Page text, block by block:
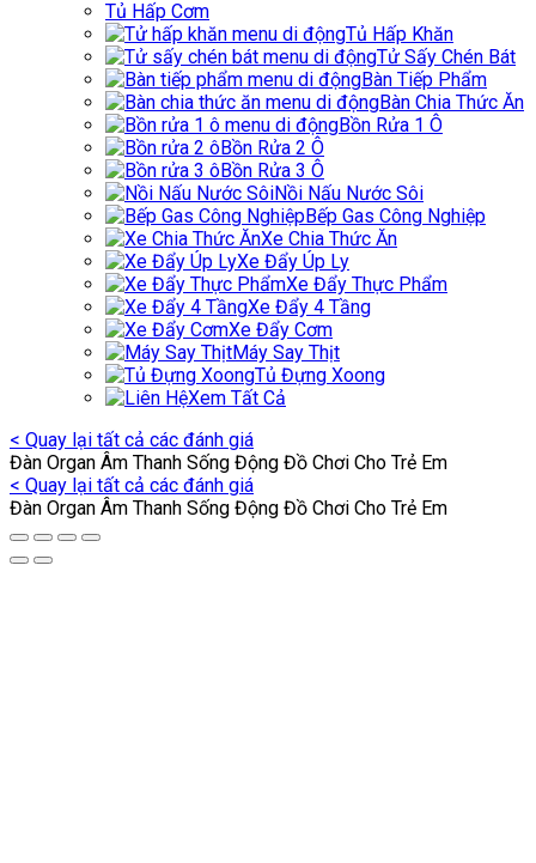
Tủ Hấp Cơm
Tủ Hấp Khăn
Tử Sấy Chén Bát
Bàn Tiếp Phẩm
Bàn Chia Thức Ăn
Bồn Rửa 1 Ô
Bồn Rửa 2 Ô
Bồn Rửa 3 Ô
Nồi Nấu Nước Sôi
Bếp Gas Công Nghiệp
Xe Chia Thức Ăn
Xe Đẩy Úp Ly
Xe Đẩy Thực Phẩm
Xe Đẩy 4 Tầng
Xe Đẩy Cơm
Máy Say Thịt
Tủ Đựng Xoong
Xem Tất Cả
< Quay lại tất cả các đánh giá
Đàn Organ Âm Thanh Sống Động Đồ Chơi Cho Trẻ Em
< Quay lại tất cả các đánh giá
Đàn Organ Âm Thanh Sống Động Đồ Chơi Cho Trẻ Em